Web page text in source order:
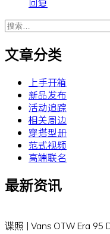
搜
索：
文章分类
上手开箱
新品发布
活动追踪
相关周边
穿搭型册
范式视频
高端联名
最新资讯
谍照 | Vans OTW Era 95